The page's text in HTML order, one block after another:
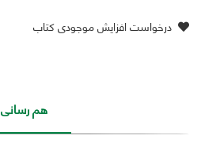
درخواست افزایش موجودی کتاب
هم رسانی